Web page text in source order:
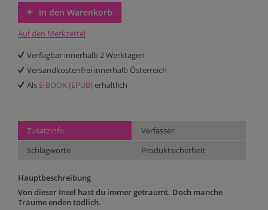
in den Warenkorb
Auf den Merkzettel
Verfügbar innerhalb 2 Werktagen
Versandkostenfrei innerhalb Österreich
Als E-BOOK (EPUB) erhältlich
Zusatzinfo
Verfasser
Schlagworte
Produktsicherheit
Hauptbeschreibung
Von dieser Insel hast du immer geträumt. Doch manche
Träume enden tödlich.